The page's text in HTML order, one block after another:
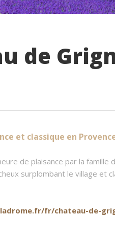
de
et classique en
de plaisance par la famille
surplombant le village
fr/chateau-de-